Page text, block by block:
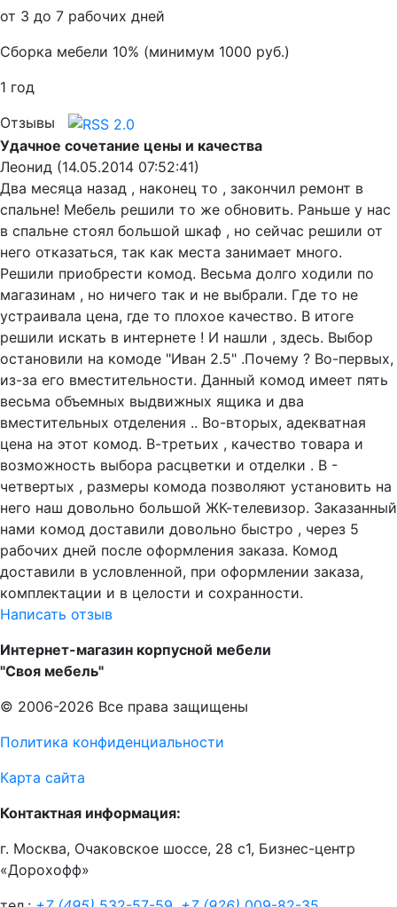
от 3 до 7 рабочих дней
Сборка мебели 10% (минимум 1000 руб.)
1 год
Отзывы
Удачное сочетание цены и качества
Леонид (14.05.2014 07:52:41)
Два месяца назад , наконец то , закончил ремонт в
спальне! Мебель решили то же обновить. Раньше у нас
в спальне стоял большой шкаф , но сейчас решили от
него отказаться, так как места занимает много.
Решили приобрести комод. Весьма долго ходили по
магазинам , но ничего так и не выбрали. Где то не
устраивала цена, где то плохое качество. В итоге
решили искать в интернете ! И нашли , здесь. Выбор
остановили на комоде "Иван 2.5" .Почему ? Во-первых,
из-за его вместительности. Данный комод имеет пять
весьма объемных выдвижных ящика и два
вместительных отделения .. Во-вторых, адекватная
цена на этот комод. В-третьих , качество товара и
возможность выбора расцветки и отделки . В -
четвертых , размеры комода позволяют установить на
него наш довольно большой ЖК-телевизор. Заказанный
нами комод доставили довольно быстро , через 5
рабочих дней после оформления заказа. Комод
доставили в условленной, при оформлении заказа,
комплектации и в целости и сохранности.
Написать отзыв
Интернет-магазин корпусной мебели
"Своя мебель"
© 2006-2026 Все права защищены
Политика конфиденциальности
Карта сайта
Контактная информация:
г. Москва, Очаковское шоссе, 28 с1, Бизнес-центр
«Дорохофф»